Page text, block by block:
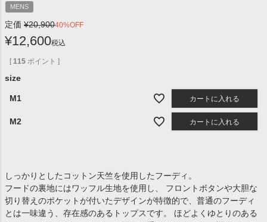
MENS
定価 ¥20,90040%OFF
¥12,600税込
[ 115 ポイント ]
size
M1 カートに入れる
M2 カートに入れる
しっかりとしたコットン天竺を使用したフーディ。
フードの裏地にはワッフル生地を使用し、 フロントボタンや大胆な
切り替えのポケットが付いたデザインが特徴的で、普通のフーディ
とは一味違う、存在感のあるトップスです。 ほどよくゆとりのある